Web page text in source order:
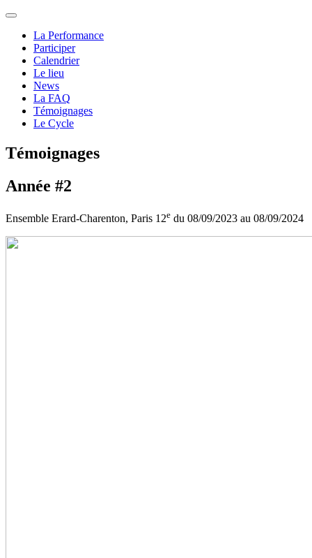
La Performance
Participer
Calendrier
Le lieu
News
La FAQ
Témoignages
Le Cycle
Témoignages
Année #2
Ensemble Erard-Charenton, Paris 12e du 08/09/2023 au 08/09/2024